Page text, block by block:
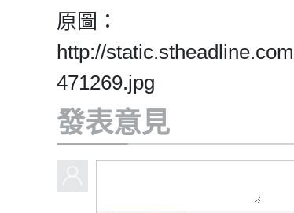
原圖：
http://
471269.jpg
發表意見